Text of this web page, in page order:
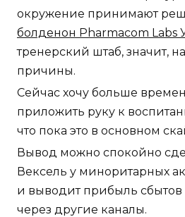
окружение принимают
болденон Pharmacom Labs
тренерский штаб, значит,
причины.
Сейчас хочу больше
приложить руку к
что пока это в основном
Вывод можно спокойно
Вексель у миноритарных
и выводит прибыль сбытов
через другие каналы.